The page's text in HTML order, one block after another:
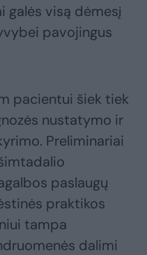
galės visą dėmesį
pavojingus
pacientui šiek tiek
nustatymo ir
Preliminariai
paslaugų
praktikos
tampa
dalimi